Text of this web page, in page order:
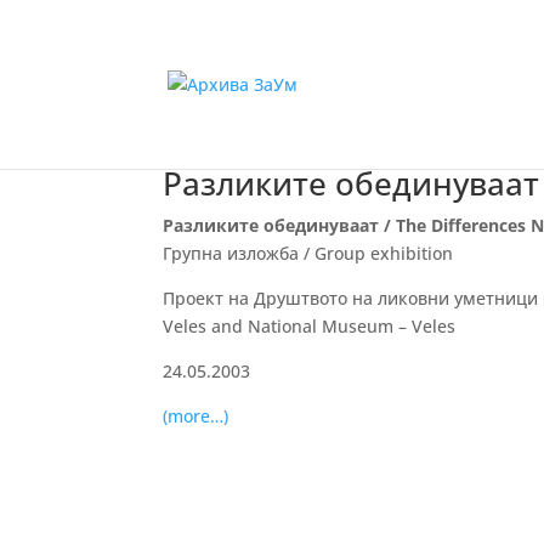
Разликите
Разликите обединуваат / The Differences
Групна изложба / Group exhibition
Проект на Друштвото на ликовни
Veles and National Museum – Veles
24.05.2003
(more…)